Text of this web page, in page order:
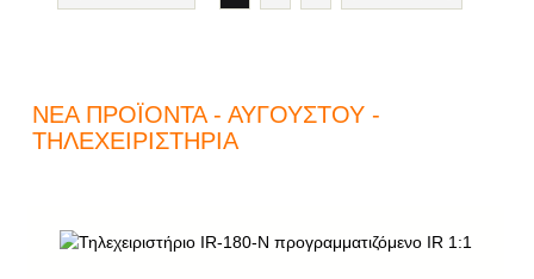
ΝΈΑ ΠΡΟΪΌΝΤΑ - ΑΥΓΟΎΣΤΟΥ -
ΤΗΛΕΧΕΙΡΙΣΤΉΡΙΑ